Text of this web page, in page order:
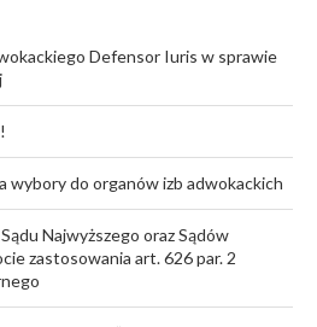
Defensor Iuris w sprawie
wybory do organów izb adwokackich
Najwyższego oraz Sądów
zastosowania art. 626 par. 2